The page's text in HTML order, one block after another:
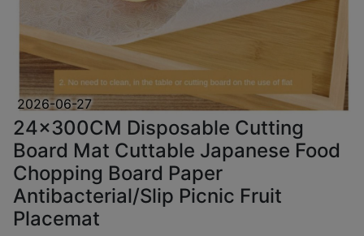
2026-06-27
24x300CM Disposable Cutting
Board Mat Cuttable Japanese Food
Chopping Board Paper
Antibacterial/Slip Picnic Fruit
Placemat